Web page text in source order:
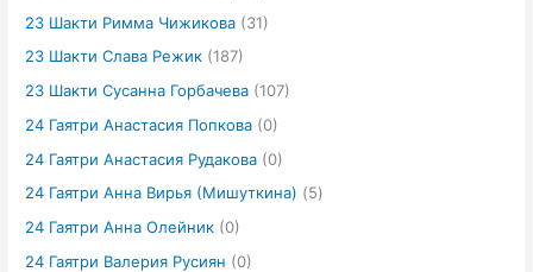
23 Шакти Римма Чижикова (31)
23 Шакти Слава Режик (187)
23 Шакти Сусанна Горбачева (107)
24 Гаятри Анастасия Попкова (0)
24 Гаятри Анастасия Рудакова (0)
24 Гаятри Анна Вирья (Мишуткина) (5)
24 Гаятри Анна Олейник (0)
24 Гаятри Валерия Русиян (0)